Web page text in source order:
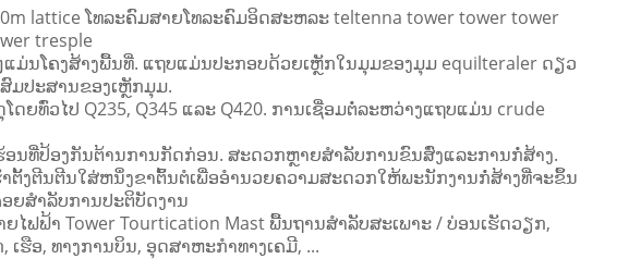
lattice ໂທລະຄົມສາຍໂທລະຄົມອິດສະຫລະ teltenna tower tower tower
tresple
ແມ່ນໂຄງສ້າງພື້ນທີ່. ແຖບແມ່ນປະກອບດ້ວຍເຫຼັກໃນມຸມຂອງມຸມ equilteraler ດຽວ
ມປະສານຂອງເຫຼັກມຸມ.
ດຍທົ່ວໄປ Q235, Q345 ແລະ Q420. ການເຊື່ອມຕໍ່ລະຫວ່າງແຖບແມ່ນ crude
ອນທີ່ປ້ອງກັນຕ້ານການກັດກ່ອນ. ສະດວກຫຼາຍສໍາລັບການຂົນສົ່ງແລະການກໍ່ສ້າງ.
າຕັ້ງຕີນຕີນໃສ່ຫນຶ່ງຂາຕົ້ນຕໍເພື່ອອໍານວຍຄວາມສະດວກໃຫ້ພະນັກງານກໍ່ສ້າງທີ່ຈະຂຶ້ນ
ອຍສໍາລັບການປະຕິບັດງານ
ໄຟຟ້າ Tower Tourtication Mast ພື້ນຖານສໍາລັບສະເພາະ / ບ່ອນເຮັດວຽກ,
ເຮືອ, ທາງການບິນ, ອຸດສາຫະກໍາທາງເຄມີ, ...